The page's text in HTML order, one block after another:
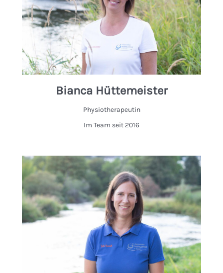
Bianca Hüttemeister
Physiotherapeutin
Im Team seit 2016